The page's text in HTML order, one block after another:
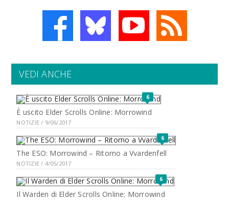
VEDI ANCHE
6
È uscito Elder Scrolls Online: Morrowind
NOTIZIE / 9/06/2017
6
The ESO: Morrowind – Ritorno a Vvardenfell
NOTIZIE / 4/05/2017
6
Il Warden di Elder Scrolls Online: Morrowind